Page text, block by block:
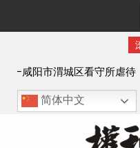
锡安教案王林牧师狱
简体中文